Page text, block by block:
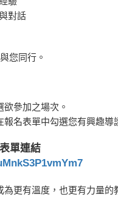
對話
您同行。
參加之場次。
名表單中勾選您有興趣
單連結
更有溫度，也更有力量的